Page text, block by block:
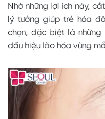
Nhờ những lợi ích này,
lý tưởng giúp trẻ hóa
chọn, đặc biệt là
dấu hiệu lão hóa vùng